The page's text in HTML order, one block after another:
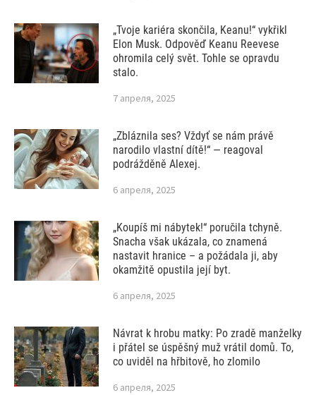
„Tvoje kariéra skončila, Keanu!“ vykřikl
Elon Musk. Odpověď Keanu Reevese
ohromila celý svět. Tohle se opravdu
stalo.
7 апреля, 2025
„Zbláznila ses? Vždyť se nám právě
narodilo vlastní dítě!“ — reagoval
podrážděně Alexej.
6 апреля, 2025
„Koupíš mi nábytek!“ poručila tchyně.
Snacha však ukázala, co znamená
nastavit hranice – a požádala ji, aby
okamžitě opustila její byt.
6 апреля, 2025
Návrat k hrobu matky: Po zradě manželky
i přátel se úspěšný muž vrátil domů. To,
co uviděl na hřbitově, ho zlomilo
6 апреля, 2025